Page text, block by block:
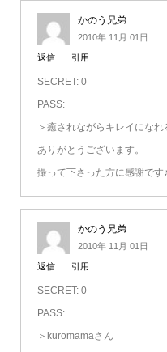
かのう兄弟
2010年 11月 01日
返信 引用
SECRET: 0
PASS:
＞癒されながらキレイにな
ありがとうございます。
撮って下さった方に感謝です♪
かのう兄弟
2010年 11月 01日
返信 引用
SECRET: 0
PASS:
＞kuromamaさん